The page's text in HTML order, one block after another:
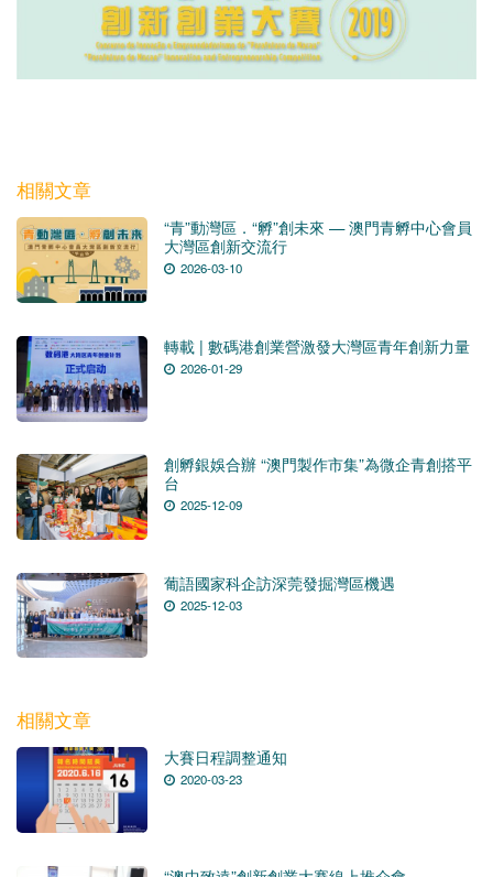
相關文章
“青”動灣區．“孵”創未來 — 澳門青孵中心會員
大灣區創新交流行
2026-03-10
轉載 | 數碼港創業營激發大灣區青年創新力量
2026-01-29
創孵銀娛合辦 “澳門製作市集”為微企青創搭平
台
2025-12-09
葡語國家科企訪深莞發掘灣區機遇
2025-12-03
相關文章
大賽日程調整通知
2020-03-23